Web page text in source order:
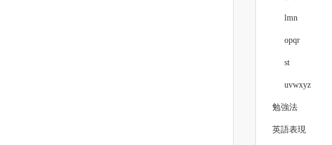
lmn
opqr
st
uvwxyz
勉強法
英語表現